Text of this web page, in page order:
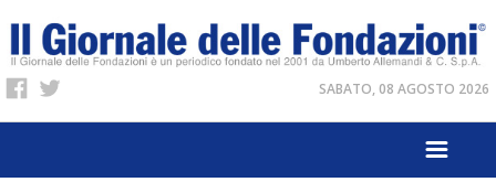
SABATO, 08 AGOSTO 2026